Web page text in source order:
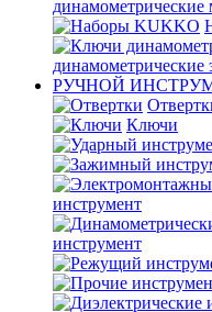
динамометрические
динамометрические
РУЧНОЙ
Ключи
инструмент
инструмент